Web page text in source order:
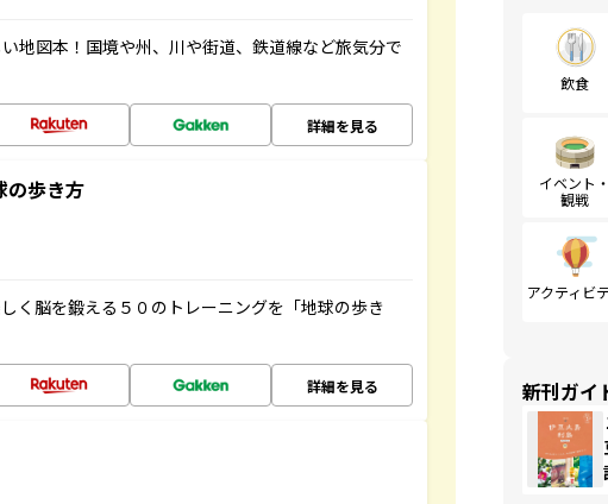
地図本！国境や州、川や街道、鉄道線など旅気分で
詳細を見る
の歩き方
く脳を鍛える５０のトレーニングを「地球の歩き
詳細を見る
飲食
イベント・
観戦
アクティビ
新刊ガイ